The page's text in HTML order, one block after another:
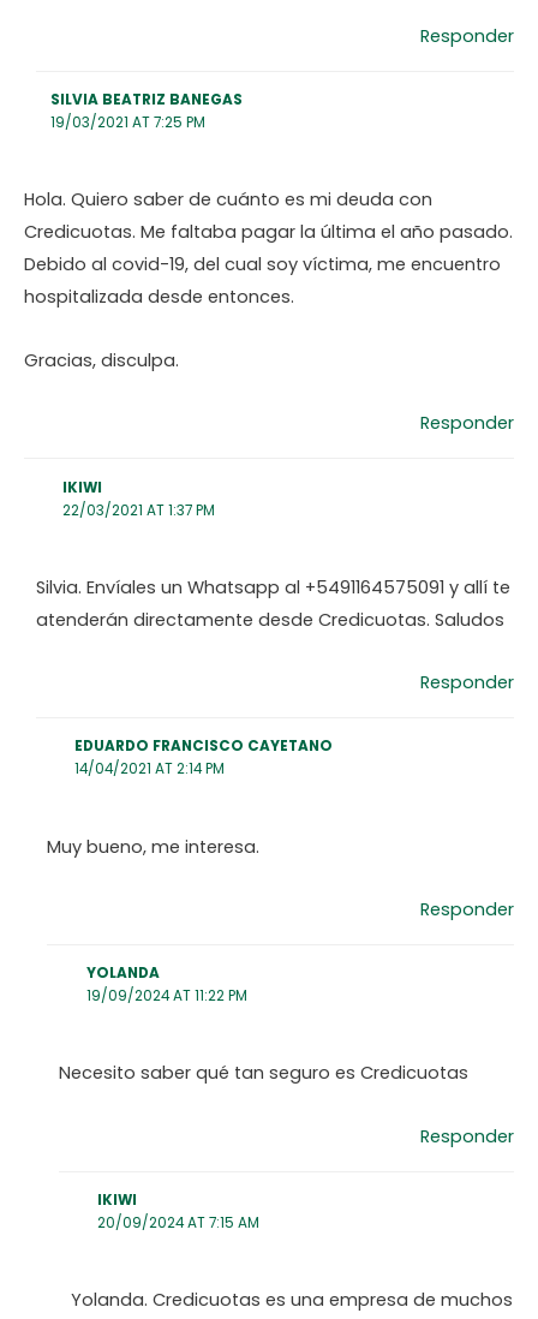
Responder
SILVIA BEATRIZ BANEGAS
19/03/2021 AT 7:25 PM
Hola. Quiero saber de cuánto es mi deuda con
Credicuotas. Me faltaba pagar la última el año pasado.
Debido al covid-19, del cual soy víctima, me encuentro
hospitalizada desde entonces.
Gracias, disculpa.
Responder
IKIWI
22/03/2021 AT 1:37 PM
Silvia. Envíales un Whatsapp al +5491164575091 y allí te
atenderán directamente desde Credicuotas. Saludos
Responder
EDUARDO FRANCISCO CAYETANO
14/04/2021 AT 2:14 PM
Muy bueno, me interesa.
Responder
YOLANDA
19/09/2024 AT 11:22 PM
Necesito saber qué tan seguro es Credicuotas
Responder
IKIWI
20/09/2024 AT 7:15 AM
Yolanda. Credicuotas es una empresa de muchos